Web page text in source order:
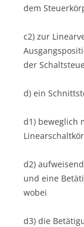
dem
c2) zur
der
d) ein
d1) beweglich
d2)
und eine
wobei
d3) die